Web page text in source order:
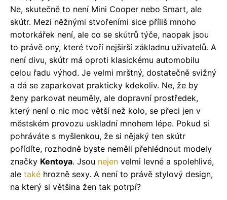
Ne, skutečně to není Mini Cooper nebo Smart, ale
skútr. Mezi něžnými stvořeními sice příliš mnoho
motorkářek není, ale co se skútrů týče, naopak jsou
to právě ony, které tvoří nejširší základnu uživatelů. A
není divu, skútr má oproti klasickému automobilu
celou řadu výhod. Je velmi mrštný, dostatečně svižný
a dá se zaparkovat prakticky kdekoliv. Ne, že by
ženy parkovat neuměly, ale dopravní prostředek,
který není o nic moc větší než kolo, se přeci jen v
městském provozu uskladní mnohem lépe. Pokud si
pohráváte s myšlenkou, že si nějaký ten skútr
pořídíte, rozhodně byste neměli přehlédnout modely
značky Kentoya. Jsou nejen velmi levné a spolehlivé,
ale také hrozně sexy. A není to právě stylový design,
na který si většina žen tak potrpí?